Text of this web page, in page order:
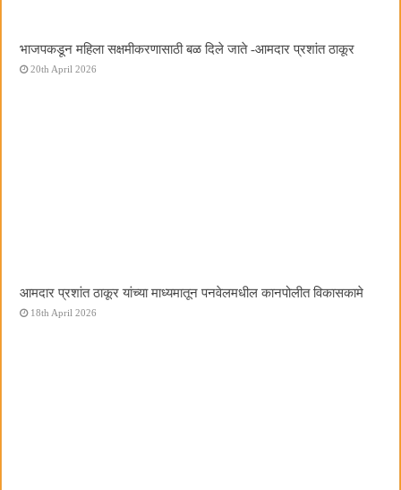
भाजपकडून महिला सक्षमीकरणासाठी बळ दिले जाते -आमदार प्रशांत ठाकूर
20th April 2026
आमदार प्रशांत ठाकूर यांच्या माध्यमातून पनवेलमधील कानपोलीत विकासकामे
18th April 2026